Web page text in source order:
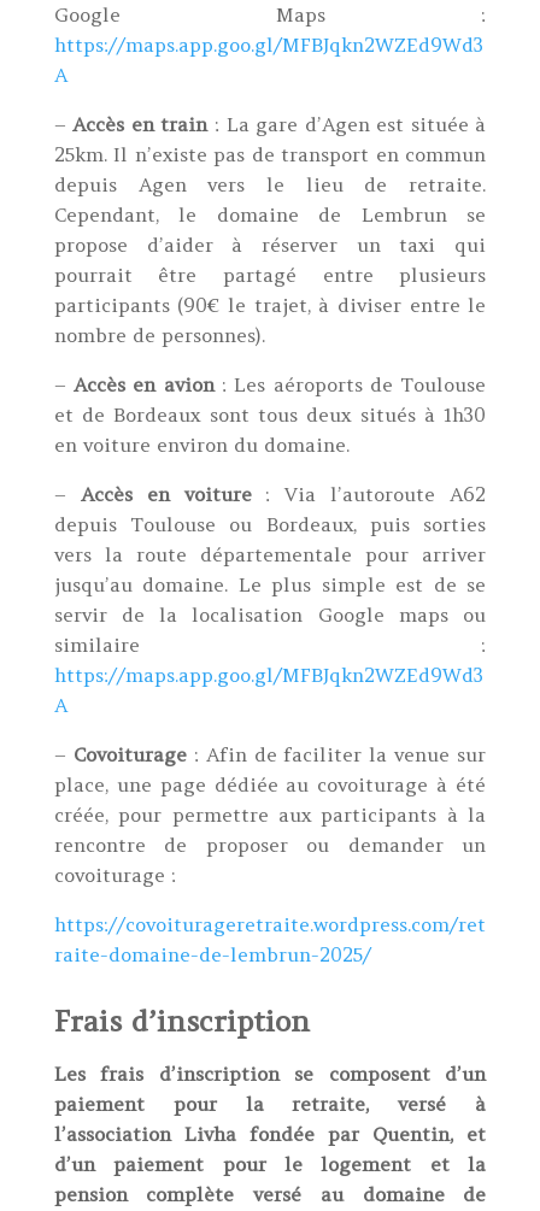
Google Maps :
https://maps.app.goo.gl/MFBJqkn2WZEd9Wd3
A
– Accès en train : La gare d’Agen est située à
25km. Il n’existe pas de transport en commun
depuis Agen vers le lieu de retraite.
Cependant, le domaine de Lembrun se
propose d’aider à réserver un taxi qui
pourrait être partagé entre plusieurs
participants (90€ le trajet, à diviser entre le
nombre de personnes).
– Accès en avion : Les aéroports de Toulouse
et de Bordeaux sont tous deux situés à 1h30
en voiture environ du domaine.
– Accès en voiture: Via l’autoroute A62
depuis Toulouse ou Bordeaux, puis sorties
vers la route départementale pour arriver
jusqu’au domaine. Le plus simple est de se
servir de la localisation Google maps ou
similaire :
https://maps.app.goo.gl/MFBJqkn2WZEd9Wd3
A
– Covoiturage: Afin de faciliter la venue sur
place, une page dédiée au covoiturage à été
créée, pour permettre aux participants à la
rencontre de proposer ou demander un
covoiturage :
https://covoiturageretraite.wordpress.com/ret
raite-domaine-de-lembrun-2025/
Frais d’inscription
Les frais d’inscription se composent d’un
paiement pour la retraite, versé à
l’association Livha fondée par Quentin, et
d’un paiement pour le logement et la
pension complète versé au domaine de